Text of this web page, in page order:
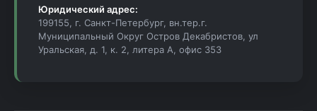
Юридический адрес:
199155, г. Санкт-Петербург, вн.тер.г.
Муниципальный Округ Остров Декабристов, ул
Уральская, д. 1, к. 2, литера А, офис 353